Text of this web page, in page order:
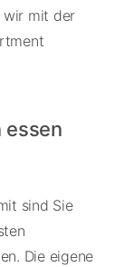
wir mit der
essen
sind Sie
Die eigene